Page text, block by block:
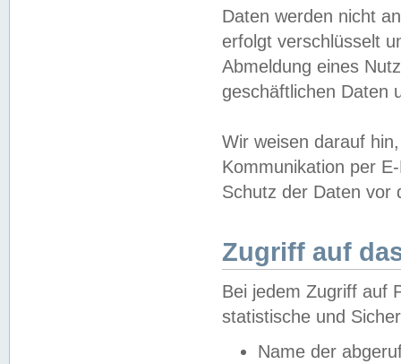
Daten werden nicht
erfolgt verschlüsselt
Abmeldung eines
geschäftlichen Daten
Wir weisen darauf
Kommunikation per
Schutz der Daten vor
Zugriff auf
Bei jedem Zugriff auf
statistische und
Name der